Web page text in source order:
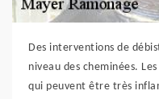
Des interventions de
niveau des cheminées.
qui peuvent être très